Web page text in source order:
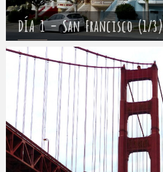
DÍA 1 – San Francisco (1/3)
Mathieu 5 abril 2017